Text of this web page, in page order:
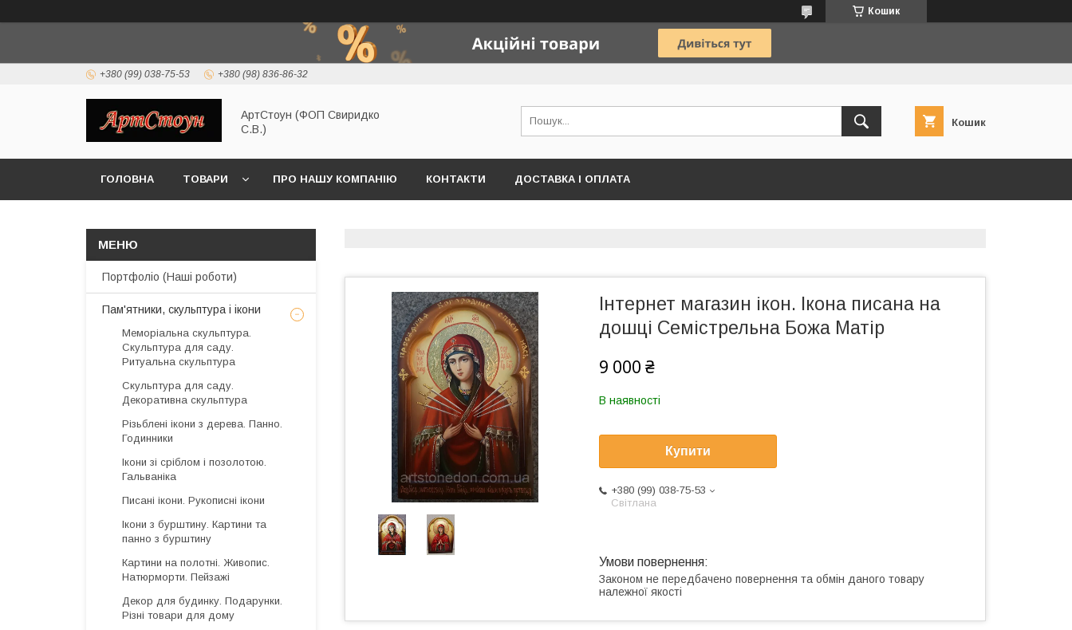
Кошик
+380 (99) 038-75-53 +380 (98) 836-86-32
АртСтоун (ФОП Свиридко
С.В.)
Кошик
ГОЛОВНА ТОВАРИ ПРО НАШУ КОМПАНІЮ КОНТАКТИ ДОСТАВКА І ОПЛАТА
Інтернет магазин ікон. Ікона писана на
дошці Семістрельна Божа Матір
9 000 ₴
В наявності
Купити
+380 (99) 038-75-53
Світлана
Законом не передбачено повернення та обмін даного товару
належної якості
Портфоліо (Наші роботи)
Пам'ятники, скульптура і ікони
Меморіальна скульптура.
Скульптура для саду.
Ритуальна скульптура
Скульптура для саду.
Декоративна скульптура
Різьблені ікони з дерева. Панно.
Годинники
Ікони зі сріблом і позолотою.
Гальваніка
Писані ікони. Рукописні ікони
Ікони з бурштину. Картини та
панно з бурштину
Картини на полотні. Живопис.
Натюрморти. Пейзажі
Декор для будинку. Подарунки.
Різні товари для дому